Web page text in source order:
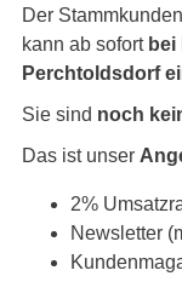
Der
kann ab sofort
Perchtoldsdorf
Sie sind noch
Das ist unser
2%
Newsletter